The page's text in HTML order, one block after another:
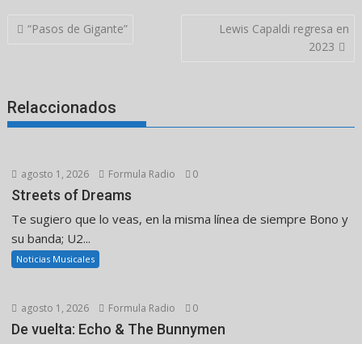
Navegación
“Pasos de Gigante”
Lewis Capaldi regresa en
2023
Relaccionados
agosto 1, 2026 Formula Radio 0
Streets of Dreams
Te sugiero que lo veas, en la misma línea de siempre Bono y
su banda; U2...
Noticias Musicales
agosto 1, 2026 Formula Radio 0
De vuelta: Echo & The Bunnymen